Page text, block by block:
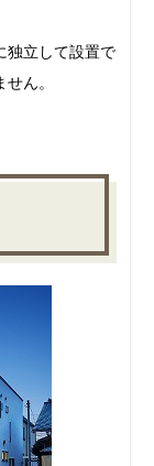
独立して設置で
ん。